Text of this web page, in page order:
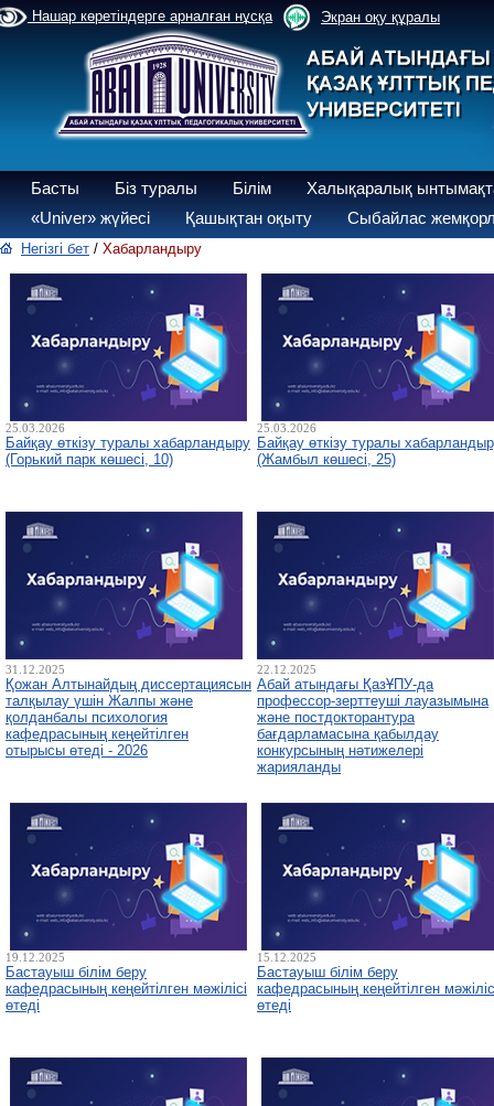
Нашар көретіндерге арналған нұсқа Экран оқу құралы
Басты Біз туралы Білім
Халықаралық
«Univer» жүйесі
Қашықтан оқыту Сыбайлас
Негізгі бет / Хабарландыру
25.03.2026
Байқау өткізу туралы хабарландыру
(Горький парк көшесі, 10)
25.03.2026
Байқау өткізу туралы
(Жамбыл көшесі, 25)
31.12.2025
Қожан Алтынайдың диссертациясын
талқылау үшін Жалпы және
қолданбалы психология
кафедрасының кеңейтілген
отырысы өтеді - 2026
22.12.2025
Абай атындағы ҚазҰПУ-да
профессор-зерттеуші лауазымына
және постдокторантура
бағдарламасына қабылдау
конкурсының нәтижелері
жарияланды
19.12.2025
Бастауыш білім беру
кафедрасының кеңейтілген мәжілісі
өтеді
15.12.2025
Бастауыш білім беру
кафедрасының кеңейтілген
өтеді